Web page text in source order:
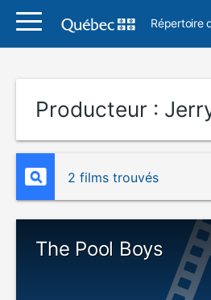
Répertoire
Producteur :
2 films trouvés
The Pool Boys